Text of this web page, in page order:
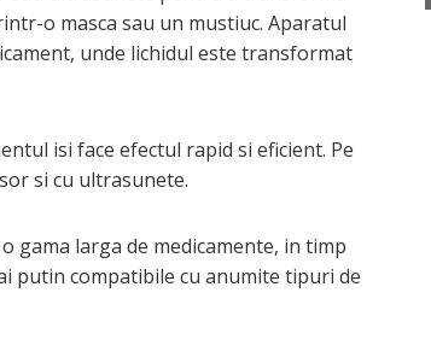
o masca sau un mustiuc. Aparatul
unde lichidul este transformat
isi face efectul rapid si eficient. Pe
si cu ultrasunete.
gama larga de medicamente, in timp
putin compatibile cu anumite tipuri de